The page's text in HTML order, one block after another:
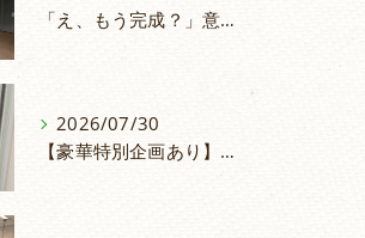
「え、もう完成？」意外と早い！仕切り壁の取付
2026/07/30
【豪華特別企画あり】浴室リフォームでお掃除ラクラク＆安心のお風呂へ